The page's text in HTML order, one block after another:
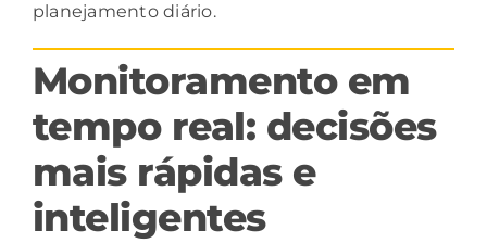
planejamento diário.
Monitoramento em
tempo real: decisões
mais rápidas e
inteligentes